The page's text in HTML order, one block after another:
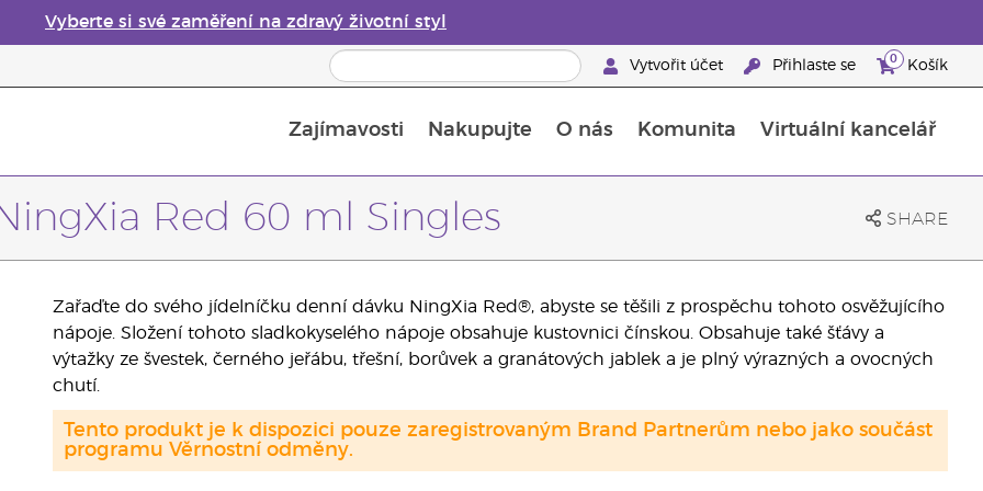
Vyberte si své zaměření na zdravý životní styl
Vytvořit účet Přihlaste se 0 Košík
Zajímavosti Nakupujte O nás Komunita Virtuální kancelář
Red 60 ml Singles SHARE
Zařaďte do svého jídelníčku denní dávku NingXia Red®, abyste se těšili z prospěchu tohoto osvěžujícího
nápoje. Složení tohoto sladkokyselého nápoje obsahuje kustovnici čínskou. Obsahuje také šťávy a
výtažky ze švestek, černého jeřábu, třešní, borůvek a granátových jablek a je plný výrazných a ovocných
chutí.
Tento produkt je k dispozici pouze zaregistrovaným Brand Partnerům nebo jako součást
programu Věrnostní odměny.